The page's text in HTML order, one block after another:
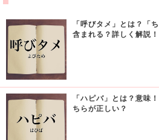
「呼びタメ」とは？「
含まれる？詳しく解説！
「ハピバ」とは？意味
ちらが正しい？